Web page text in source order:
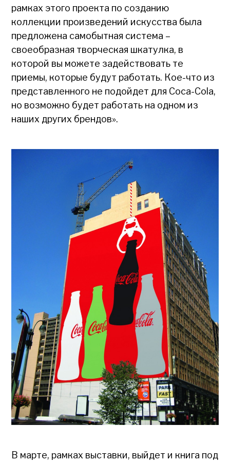
рамках этого проекта по созданию
коллекции произведений искусства была
предложена самобытная система –
своеобразная творческая шкатулка, в
которой вы можете задействовать те
приемы, которые будут работать. Кое-что из
представленного не подойдет для Coca-Cola,
но возможно будет работать на одном из
наших других брендов».
В марте, рамках выставки, выйдет и книга под